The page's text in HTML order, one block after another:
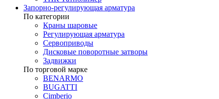
Запорно-регулирующая арматура
По категории
Краны шаровые
Регулирующая арматура
Сервоприводы
Дисковые поворотные затворы
Задвижки
По торговой марке
BENARMO
BUGATTI
Cimberio